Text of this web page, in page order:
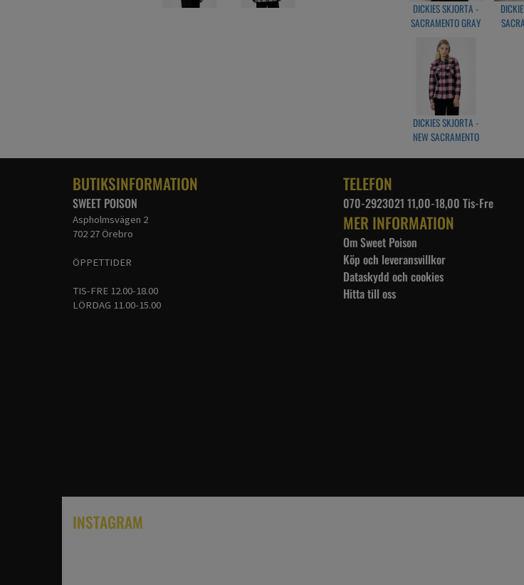
DICKIES SKJORTA -
SACRAMENTO GRAY
MELANGE
DICKIES SKJORTA -
NEW SACRAMENTO
BUTIKSINFORMATION
SWEET POISON
Aspholmsvägen 2
702 27 Örebro
ÖPPETTIDER
TIS-FRE 12.00-18.00
LÖRDAG 11.00-15.00
TELEFON
070-2923021 11,00-18,00 Tis-Fre
MER INFORMATION
Om Sweet Poison
Köp och leveransvillkor
Dataskydd och cookies
Hitta till oss
INSTAGRAM